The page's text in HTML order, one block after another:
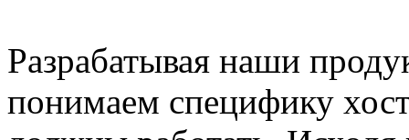
Разрабатывая наши
понимаем специфику